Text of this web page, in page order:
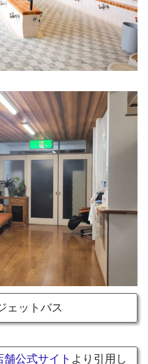
ェットバス
舗公式サイト より引用し